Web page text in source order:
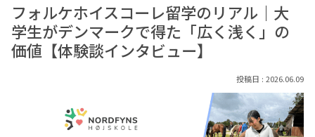
フォルケホイスコーレ留学のリアル｜大
学生がデンマークで得た「広く浅く」の
価値【体験談インタビュー】
2026.06.09